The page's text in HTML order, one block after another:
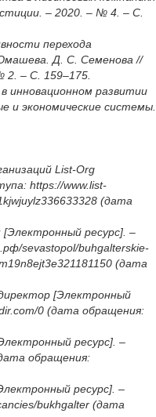
– 2020. – № 4. – С.
перехода
Д. С. Семенова //
2. – С. 159–175.
инновационном развитии
и экономические системы.
List-Org
https://www.list-
(дата
ресурс]. –
sevastopol/buhgalterskie-
(дата
[Электронный
0 (дата обращения:
ресурс]. –
обращения:
ресурс]. –
bukhgalter (дата